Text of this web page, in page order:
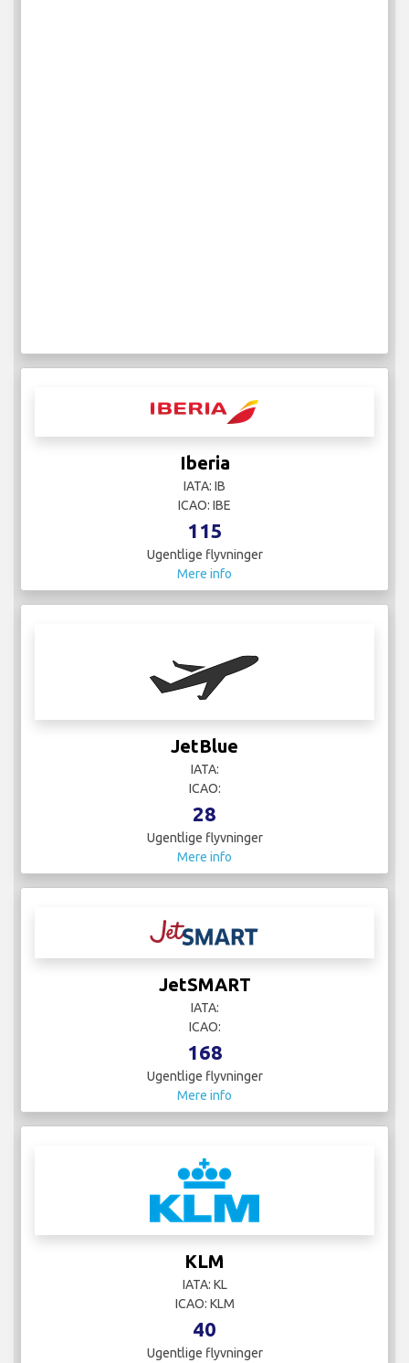
Iberia
IATA: IB
ICAO: IBE
115
Ugentlige flyvninger
Mere info
JetBlue
IATA:
ICAO:
28
Ugentlige flyvninger
Mere info
JetSMART
IATA:
ICAO:
168
Ugentlige flyvninger
Mere info
KLM
IATA: KL
ICAO: KLM
40
Ugentlige flyvninger